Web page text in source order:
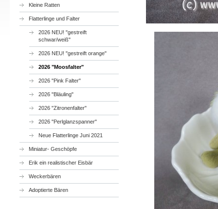
Kleine Ratten
Flatterlinge und Falter
2026 NEU! "gestreift
schwar/weiß"
2026 NEU! "gestreift orange"
2026 "Moosfalter"
2026 "Pink Falter"
2026 "Bläuling"
2026 "Zitronenfalter"
2026 "Perlglanzspanner"
Neue Flatterlinge Juni 2021
Miniatur- Geschöpfe
Erik ein realistischer Eisbär
Weckerbären
Adoptierte Bären